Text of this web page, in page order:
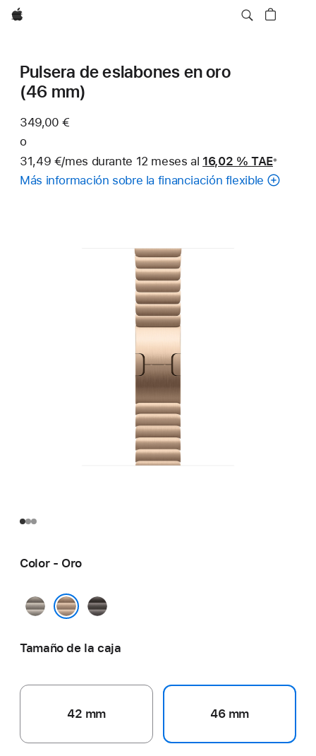
Apple
Pulsera de eslabones en oro
(46 mm)
349,00 €
o
31,49 €/mes durante 12 meses al 16,02 %TAE
a
※
Más información sobre la financiación flexible
Color - Oro
Natural Pizarra
Tamaño de la caja
42 mm 46 mm